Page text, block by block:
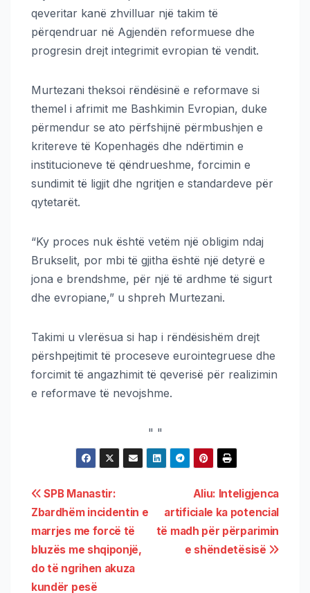
qeveritar kanë zhvilluar një takim të
përqendruar në Agjendën reformuese dhe
progresin drejt integrimit evropian të vendit.
Murtezani theksoi rëndësinë e reformave si
themel i afrimit me Bashkimin Evropian, duke
përmendur se ato përfshijnë përmbushjen e
kritereve të Kopenhagës dhe ndërtimin e
institucioneve të qëndrueshme, forcimin e
sundimit të ligjit dhe ngritjen e standardeve për
qytetarët.
“Ky proces nuk është vetëm një obligim ndaj
Brukselit, por mbi të gjitha është një detyrë e
jona e brendshme, për një të ardhme të sigurt
dhe evropiane,” u shpreh Murtezani.
Takimi u vlerësua si hap i rëndësishëm drejt
përshpejtimit të proceseve eurointegruese dhe
forcimit të angazhimit të qeverisë për realizimin
e reformave të nevojshme.
" "
Aliu: Inteligjenca
artificiale ka potencial
të madh për përparimin
e shëndetësisë
SPB Manastir:
Zbardhëm incidentin e
marrjes me forcë të
bluzës me shqiponjë,
do të ngrihen akuza
kundër pesë